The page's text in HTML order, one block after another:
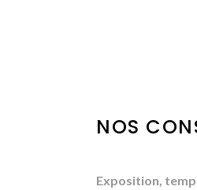
NOS
Exposition,